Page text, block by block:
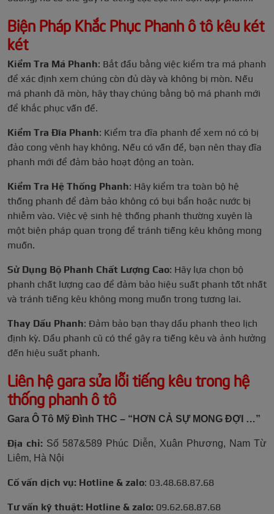
Biện Pháp Khắc Phục Phanh ô tô kêu két
két
Kiểm Tra Má Phanh: Bắt đầu bằng việc kiểm tra má phanh
để xác định xem chúng còn đủ dày và không bị mòn. Nếu
má phanh đã mòn, hãy thay chúng bằng bộ má phanh mới
để khắc phục vấn đề.
Kiểm Tra Đĩa Phanh: Kiểm tra đĩa phanh để xem nó có bị
đảo cong vênh hay không. Nếu có vấn đề, bạn nên thay đĩa
phanh mới để đảm bảo hoạt động an toàn.
Kiểm Tra Hệ Thống Phanh: Hãy kiểm tra toàn bộ hệ
thống phanh để đảm bảo không có bụi bẩn hoặc nước bị
nhiễm vào. Việc vệ sinh hệ thống phanh thường xuyên là
một biện pháp quan trọng để tránh tiếng kêu không mong
muốn.
Sử Dụng Bộ Phanh Chất Lượng Cao: Hãy lựa chọn bộ
phanh chất lượng cao để đảm bảo hiệu suất phanh tốt nhất
và tránh tiếng kêu không mong muốn trong tương lai.
Thay Dầu Phanh: Đảm bảo bạn thay dầu phanh theo lịch
định kỳ. Dầu phanh cũ có thể gây ra tiếng kêu và ảnh hưởng
đến hiệu suất phanh.
Liên hệ gara sửa lỗi tiếng kêu trong hệ
thống phanh ô tô
Gara Ô Tô Mỹ Đình THC – “HƠN CẢ SỰ MONG ĐỢI …”
Địa chỉ: Số 587&589 Phúc Diễn, Xuân Phương, Nam Từ
Liêm, Hà Nội
Cố vấn dịch vụ: Hotline & zalo: 03.48.68.87.68
Tư vấn kỹ thuật: Hotline & zalo: 09.62.68.87.68